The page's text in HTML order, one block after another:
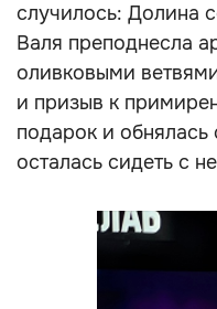
случилось: Долина
Валя преподнесла
оливковыми
и призыв к
подарок и обнялась
осталась сидеть с